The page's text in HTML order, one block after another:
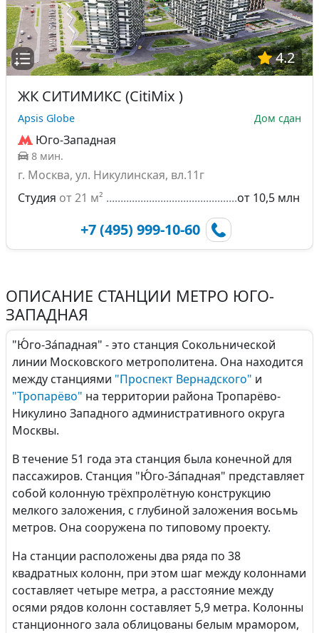
4.2
ЖК СИТИМИКС (CitiMix )
Apsis Globe Дом сдан
Юго-Западная
8 мин.
г. Москва, ул. Никулинская, вл.11г
Студия от 21 м² от 10,5 млн
+7 (495) 999-10-60
ОПИСАНИЕ СТАНЦИИ МЕТРО ЮГО-
ЗАПАДНАЯ
"Ю́го-За́падная" - это станция Сокольнической
линии Московского метрополитена. Она находится
между станциями "Проспект Вернадского" и
"Тропарёво" на территории района Тропарёво-
Никулино Западного административного округа
Москвы.
В течение 51 года эта станция была конечной для
пассажиров. Станция "Ю́го-За́падная" представляет
собой колонную трёхпролётную конструкцию
мелкого заложения, с глубиной заложения восьмь
метров. Она сооружена по типовому проекту.
На станции расположены два ряда по 38
квадратных колонн, при этом шаг между колоннами
составляет четыре метра, а расстояние между
осями рядов колонн составляет 5,9 метра. Колонны
станционного зала облицованы белым мрамором,